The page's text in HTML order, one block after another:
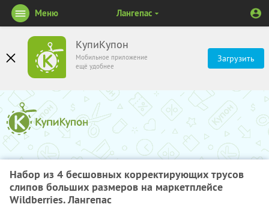
КупиКупон
Мобильное приложение
ещё удобнее
Загрузить
Меню Лангепас
Набор из 4 бесшовных корректирующих трусов
слипов больших размеров на маркетплейсе
Wildberries. Лангепас